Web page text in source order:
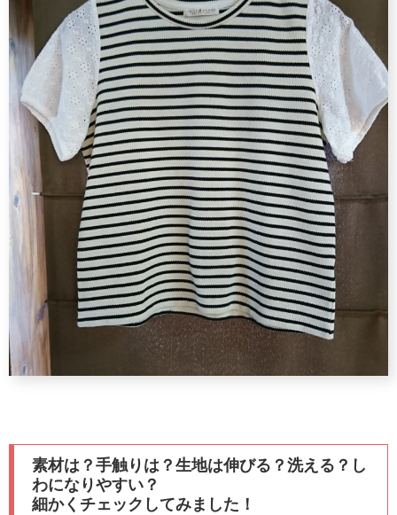
素材は？手触りは？生地は伸びる？洗える？し
わになりやすい？
細かくチェックしてみました！